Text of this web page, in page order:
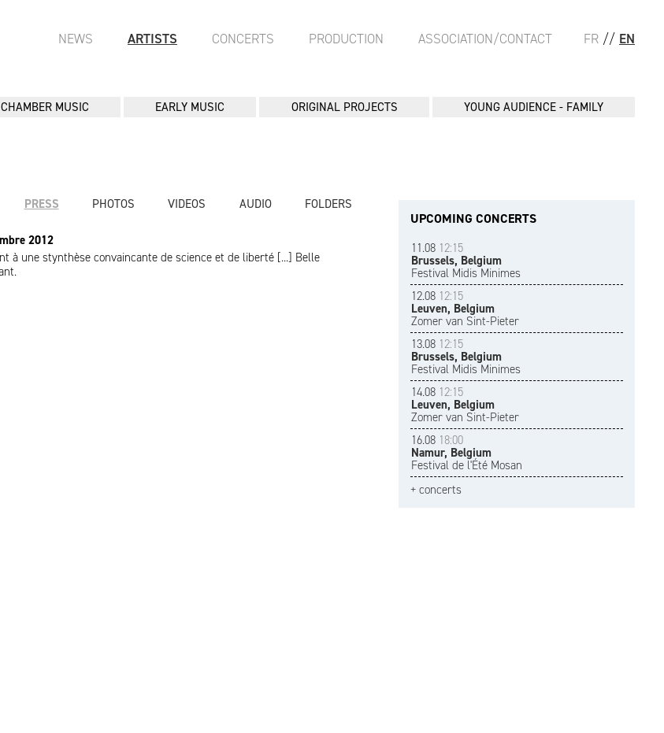
FR // EN
NEWS ARTISTS CONCERTS PRODUCTION ASSOCIATION/CONTACT
CHAMBER MUSIC EARLY MUSIC ORIGINAL PROJECTS YOUNG AUDIENCE - FAMILY
PRESS PHOTOS VIDEOS AUDIO FOLDERS
2012
à une stynthèse convaincante de science et de liberté [...] Belle
UPCOMING CONCERTS
11.08 12:15
Brussels, Belgium
Festival Midis Minimes
12.08 12:15
Leuven, Belgium
Zomer van Sint-Pieter
13.08 12:15
Brussels, Belgium
Festival Midis Minimes
14.08 12:15
Leuven, Belgium
Zomer van Sint-Pieter
16.08 18:00
Namur, Belgium
Festival de l'Été Mosan
+ concerts